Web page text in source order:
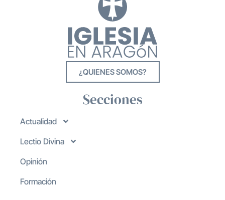
¿QUIENES SOMOS?
Secciones
Actualidad
Lectio Divina
Opinión
Formación